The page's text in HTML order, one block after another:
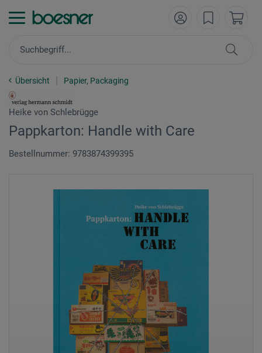
Übersicht Papier, Packaging
Heike von Schlebrügge
Pappkarton: Handle with Care
Bestellnummer: 9783874399395